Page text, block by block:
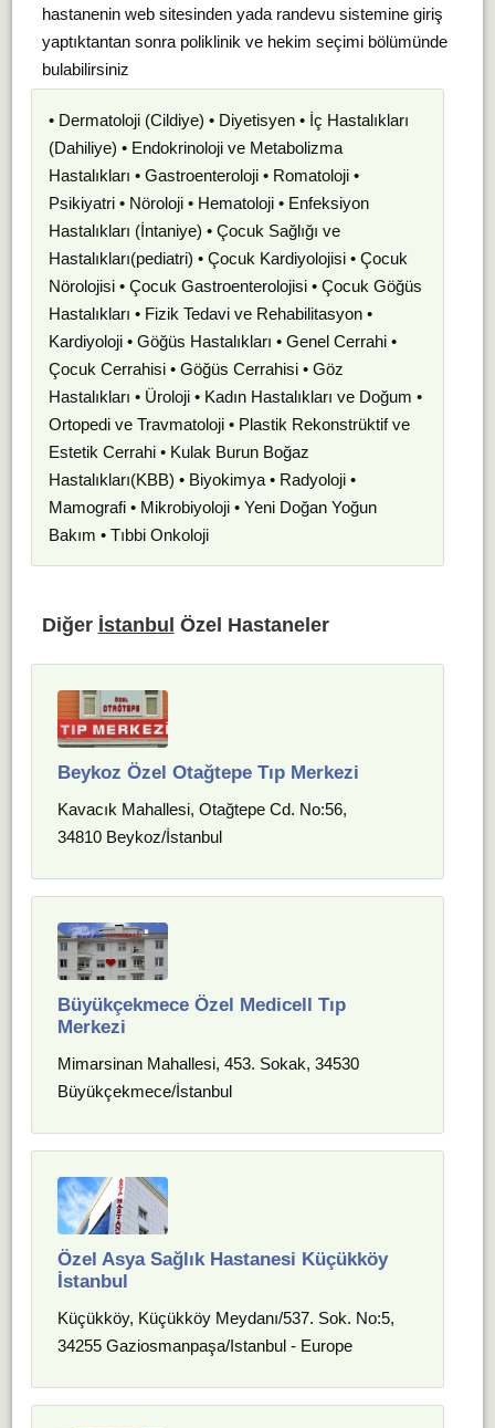
hastanenin web sitesinden yada randevu sistemine giriş
yaptıktantan sonra poliklinik ve hekim seçimi bölümünde
bulabilirsiniz
• Dermatoloji (Cildiye) • Diyetisyen • İç Hastalıkları
(Dahiliye) • Endokrinoloji ve Metabolizma
Hastalıkları • Gastroenteroloji • Romatoloji •
Psikiyatri • Nöroloji • Hematoloji • Enfeksiyon
Hastalıkları (İntaniye) • Çocuk Sağlığı ve
Hastalıkları(pediatri) • Çocuk Kardiyolojisi • Çocuk
Nörolojisi • Çocuk Gastroenterolojisi • Çocuk Göğüs
Hastalıkları • Fizik Tedavi ve Rehabilitasyon •
Kardiyoloji • Göğüs Hastalıkları • Genel Cerrahi •
Çocuk Cerrahisi • Göğüs Cerrahisi • Göz
Hastalıkları • Üroloji • Kadın Hastalıkları ve Doğum •
Ortopedi ve Travmatoloji • Plastik Rekonstrüktif ve
Estetik Cerrahi • Kulak Burun Boğaz
Hastalıkları(KBB) • Biyokimya • Radyoloji •
Mamografi • Mikrobiyoloji • Yeni Doğan Yoğun
Bakım • Tıbbi Onkoloji
Diğer İstanbul Özel Hastaneler
Beykoz Özel Otağtepe Tıp Merkezi
Kavacık Mahallesi, Otağtepe Cd. No:56,
34810 Beykoz/İstanbul
Büyükçekmece Özel Medicell Tıp
Merkezi
Mimarsinan Mahallesi, 453. Sokak, 34530
Büyükçekmece/İstanbul
Özel Asya Sağlık Hastanesi Küçükköy
İstanbul
Küçükköy, Küçükköy Meydanı/537. Sok. No:5,
34255 Gaziosmanpaşa/Istanbul - Europe